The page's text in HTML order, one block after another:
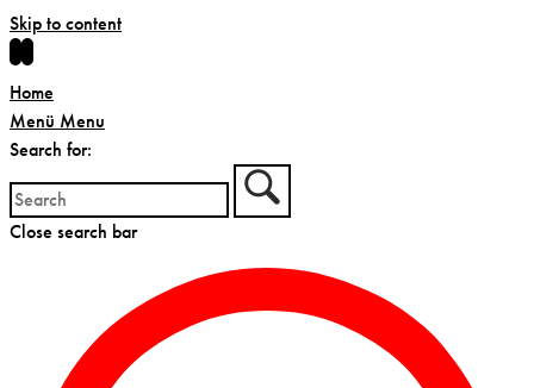
Skip to content
Home
Menü Menu
Search for:
Close search bar